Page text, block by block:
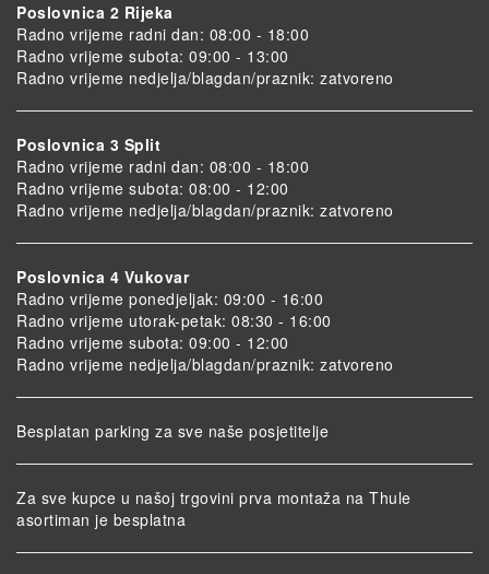
Poslovnica 2 Rijeka
Radno vrijeme radni dan: 08:00 - 18:00
Radno vrijeme subota: 09:00 - 13:00
Radno vrijeme nedjelja/blagdan/praznik: zatvoreno
Poslovnica 3 Split
Radno vrijeme radni dan: 08:00 - 18:00
Radno vrijeme subota: 08:00 - 12:00
Radno vrijeme nedjelja/blagdan/praznik: zatvoreno
Poslovnica 4 Vukovar
Radno vrijeme ponedjeljak: 09:00 - 16:00
Radno vrijeme utorak-petak: 08:30 - 16:00
Radno vrijeme subota: 09:00 - 12:00
Radno vrijeme nedjelja/blagdan/praznik: zatvoreno
Besplatan parking za sve naše posjetitelje
Za sve kupce u našoj trgovini prva montaža na Thule
asortiman je besplatna